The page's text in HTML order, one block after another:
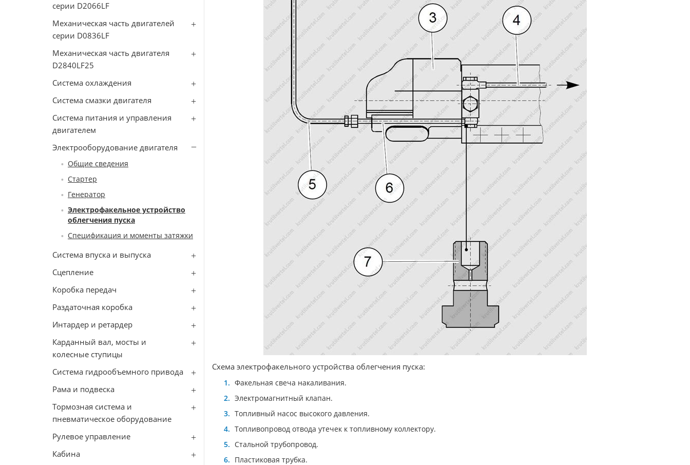
серии D2066LF
Механическая часть двигателей
серии D0836LF
Механическая часть двигателя
D2840LF25
Система охлаждения
Система смазки двигателя
Система питания и управления
двигателем
Электрооборудование двигателя
Общие сведения
Стартер
Генератор
Электрофакельное устройство
облегчения пуска
Спецификация и моменты затяжки
Система впуска и выпуска
Сцепление
Коробка передач
Раздаточная коробка
Интардер и ретардер
Карданный вал, мосты и
колесные ступицы
Система гидрообъемного привода
Рама и подвеска
Тормозная система и
пневматическое оборудование
Рулевое управление
Кабина
Схема электрофакельного устройства облегчения пуска:
Факельная свеча накаливания.
Электромагнитный клапан.
Топливный насос высокого давления.
Топливопровод отвода утечек к топливному коллектору.
Стальной трубопровод.
Пластиковая трубка.